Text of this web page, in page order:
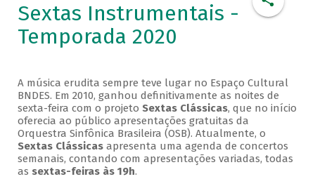
Sextas Instrumentais -
Temporada 2020
A música erudita sempre teve lugar no Espaço Cultural
BNDES. Em 2010, ganhou definitivamente as noites de
sexta-feira com o projeto Sextas Clássicas, que no início
oferecia ao público apresentações gratuitas da
Orquestra Sinfônica Brasileira (OSB). Atualmente, o
Sextas Clássicasapresenta uma agenda de concertos
semanais, contando com apresentações variadas, todas
as sextas-feiras às 19h.